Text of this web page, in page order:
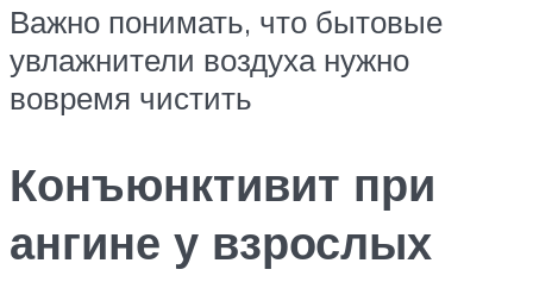
Важно понимать, что бытовые
увлажнители воздуха нужно
вовремя чистить
Конъюнктивит при
ангине у взрослых